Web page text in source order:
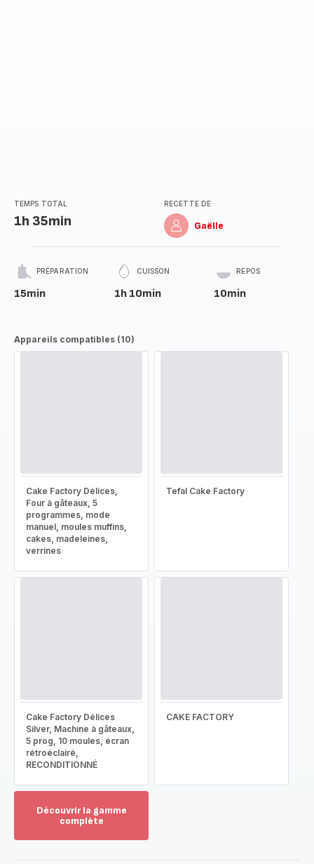
TEMPS TOTAL
1h 35min
RECETTE DE
Gaëlle
PRÉPARATION
15min
CUISSON
1h 10min
REPOS
10min
Appareils compatibles (10)
Cake Factory Délices,
Four à gâteaux, 5
programmes, mode
manuel, moules muffins,
cakes, madeleines,
verrines
Tefal Cake Factory
Cake Factory Délices
Silver, Machine à gâteaux,
5 prog, 10 moules, écran
rétroéclairé,
RECONDITIONNÉ
CAKE FACTORY
Découvrir la gamme
complète